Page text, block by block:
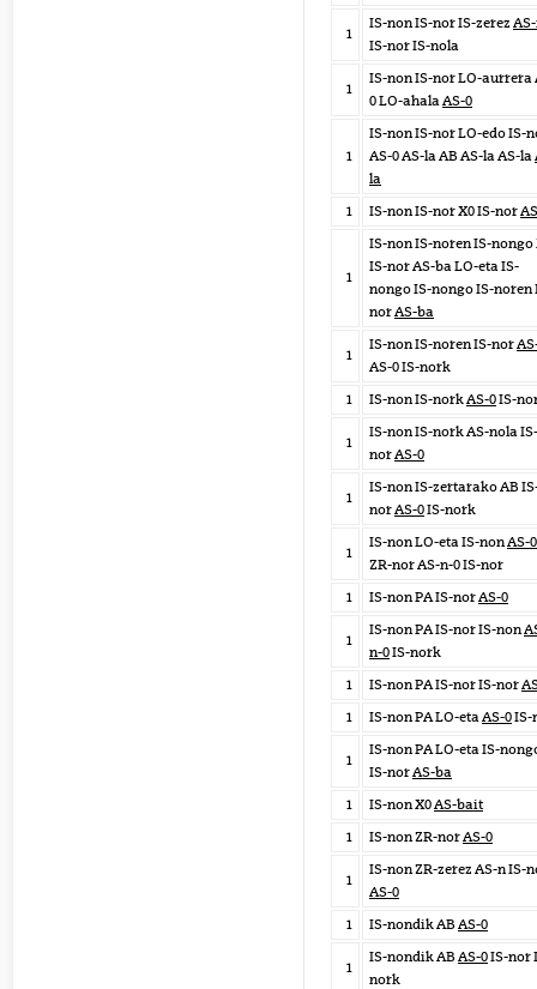
1
IS-non IS-nor IS-zerez
IS-nor IS-nola
1
IS-non IS-nor LO-aurrera
0 LO-ahalaAS-0
1
IS-non IS-nor LO-edo IS-
AS-0 AS-la AB AS-la AS-la
la
1
IS-non IS-nor X0 IS-nor
1
IS-non IS-noren IS-nongo
IS-nor AS-ba LO-eta IS-
nongo IS-nongo IS-noren
norAS-ba
1
IS-non IS-noren IS-nor
AS-0 IS-nork
1
IS-non IS-norkAS-0IS-
1
IS-non IS-nork AS-nola IS-
norAS-0
1
IS-non IS-zertarako AB
norAS-0IS-nork
1
IS-non LO-eta IS-nonAS-0
ZR-nor AS-n-0 IS-nor
1
IS-non PA IS-norAS-0
1
IS-non PA IS-nor IS-non
n-0IS-nork
1
IS-non PA IS-nor IS-nor
1
IS-non PA LO-etaAS-0IS-
1
IS-non PA LO-eta IS-
IS-norAS-ba
1
IS-non X0AS-bait
1
IS-non ZR-norAS-0
1
IS-non ZR-zerez AS-n IS-
AS-0
1
IS-nondik AB AS-0
1
IS-nondik AB AS-0IS-nor
nork